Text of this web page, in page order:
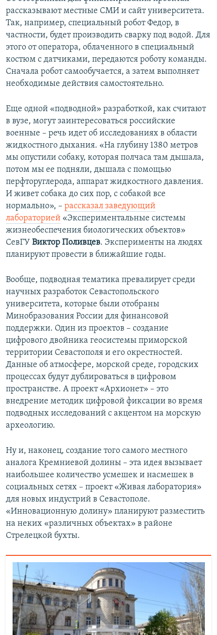
рассказывают местные СМИ и сайт университета.
Так, например, специальный робот Федор, в
частности, будет производить сварку под водой. Для
этого от оператора, облаченного в специальный
костюм с датчиками, передаются роботу команды.
Сначала робот самообучается, а затем выполняет
необходимые действия самостоятельно.
Еще одной «подводной» разработкой, как считают
в вузе, могут заинтересоваться российские
военные – речь идет об исследованиях в области
жидкостного дыхания. «На глубину 1380 метров
мы опустили собаку, которая полчаса там дышала,
потом мы ее подняли, дышала с помощью
перфторуглерода, аппарат жидкостного давления.
И живет собака до сих пор, с собакой все
нормально», – рассказал заведующий
лабораторией «Экспериментальные системы
жизнеобеспечения биологических объектов»
СевГУ Виктор Поливцев. Эксперименты на людях
планируют провести в ближайшие годы.
Вообще, подводная тематика превалирует среди
научных разработок Севастопольского
университета, которые были отобраны
Минобразования России для финансовой
поддержки. Один из проектов – создание
цифрового двойника геосистемы приморской
территории Севастополя и его окрестностей.
Данные об атмосфере, морской среде, городских
процессах будут дублироваться в цифровом
пространстве. А проект «Архионет» – это
внедрение методик цифровой фиксации во время
подводных исследований с акцентом на морскую
археологию.
Ну и, наконец, создание того самого местного
аналога Кремниевой долины – эта идея вызывает
наибольшее количество усмешек и насмешек в
социальных сетях – проект «Живая лаборатория»
для новых индустрий в Севастополе.
«Инновационную долину» планируют разместить
на неких «различных объектах» в районе
Стрелецкой бухты.